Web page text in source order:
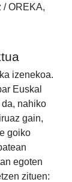
/ OREKA,
izenekoa.
Euskal
nahiko
gain,
goiko
egoten
zituen: